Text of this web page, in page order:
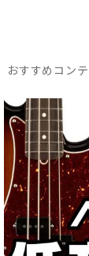
おすすめコン